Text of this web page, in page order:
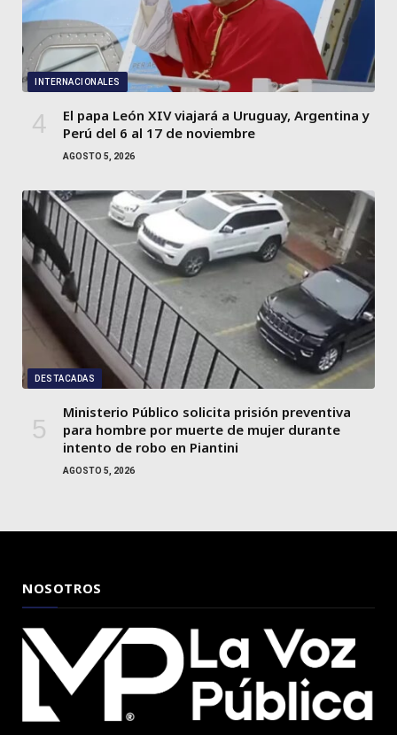
INTERNACIONALES
El papa León XIV viajará a Uruguay, Argentina y
Perú del 6 al 17 de noviembre
AGOSTO 5, 2026
DESTACADAS
Ministerio Público solicita prisión preventiva
para hombre por muerte de mujer durante
intento de robo en Piantini
AGOSTO 5, 2026
NOSOTROS